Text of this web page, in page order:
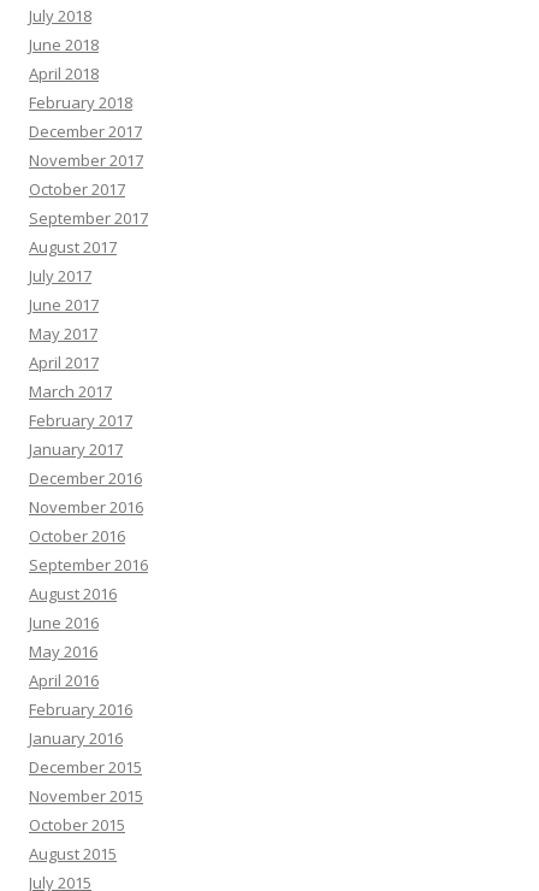
July 2018
June 2018
April 2018
February 2018
December 2017
November 2017
October 2017
September 2017
August 2017
July 2017
June 2017
May 2017
April 2017
March 2017
February 2017
January 2017
December 2016
November 2016
October 2016
September 2016
August 2016
June 2016
May 2016
April 2016
February 2016
January 2016
December 2015
November 2015
October 2015
August 2015
July 2015